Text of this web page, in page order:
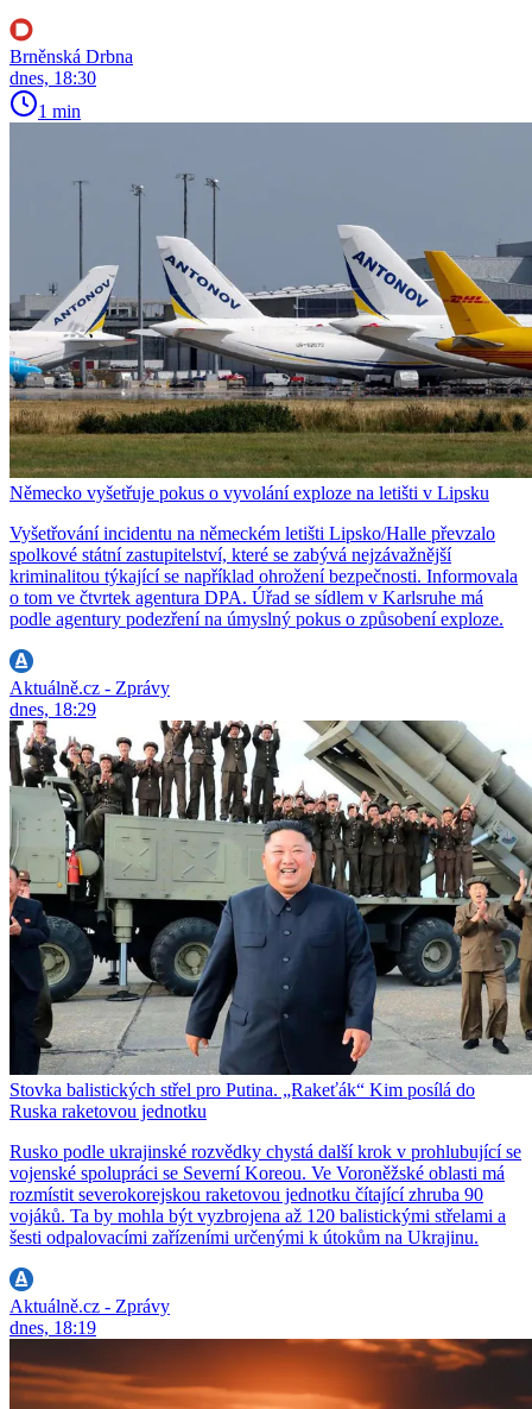
Brněnská Drbna
dnes, 18:30
1 min
Německo vyšetřuje pokus o vyvolání exploze na letišti v Lipsku
Vyšetřování incidentu na německém letišti Lipsko/Halle převzalo
spolkové státní zastupitelství, které se zabývá nejzávažnější
kriminalitou týkající se například ohrožení bezpečnosti. Informovala
o tom ve čtvrtek agentura DPA. Úřad se sídlem v Karlsruhe má
podle agentury podezření na úmyslný pokus o způsobení exploze.
Aktuálně.cz - Zprávy
dnes, 18:29
Stovka balistických střel pro Putina. „Rakeťák“ Kim posílá do
Ruska raketovou jednotku
Rusko podle ukrajinské rozvědky chystá další krok v prohlubující se
vojenské spolupráci se Severní Koreou. Ve Voroněžské oblasti má
rozmístit severokorejskou raketovou jednotku čítající zhruba 90
vojáků. Ta by mohla být vyzbrojena až 120 balistickými střelami a
šesti odpalovacími zařízeními určenými k útokům na Ukrajinu.
Aktuálně.cz - Zprávy
dnes, 18:19